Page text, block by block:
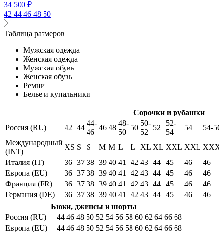
34 500 ₽
42 44 46 48 50
Таблица размеров
Мужская одежда
Женская одежда
Мужская обувь
Женская обувь
Ремни
Белье и купальники
Сорочки и рубашки
Россия (RU)
42 44
44-
46
46 48
48-
50
50
50-
52
52
52-
54
54
54-
Международный
(INT)
XS S S M M L L XL XL XXL XXL
Италия (IT)
36 37 38 39 40 41 42 43 44 45 46
46
Европа (EU)
36 37 38 39 40 41 42 43 44 45 46
46
Франция (FR)
36 37 38 39 40 41 42 43 44 45 46
46
Германия (DE)
36 37 38 39 40 41 42 43 44 45 46
46
Бюки, джинсы и шорты
Россия (RU)
44 46 48 50 52 54 56 58 60 62 64 66 68
Европа (EU)
44 46 48 50 52 54 56 58 60 62 64 66 68